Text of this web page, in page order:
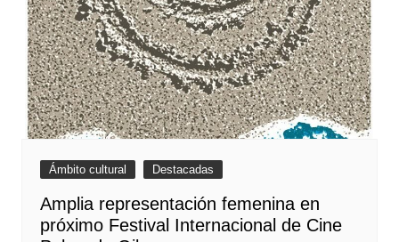
Ámbito cultural Destacadas
Amplia representación femenina en
próximo Festival Internacional de Cine